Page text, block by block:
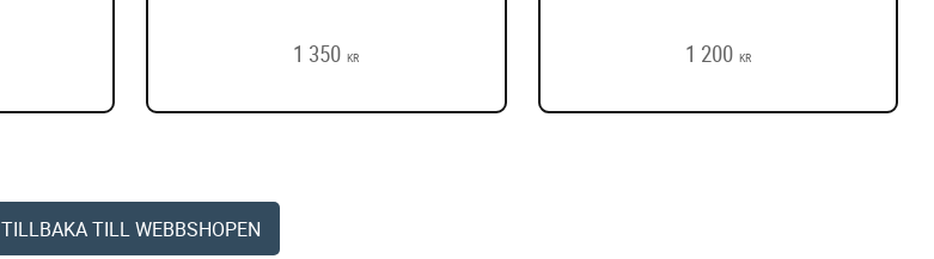
1 350 KR 1 200 KR
TILLBAKA TILL WEBBSHOPEN